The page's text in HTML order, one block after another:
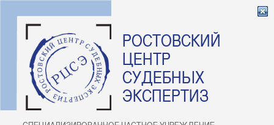
РОСТОВСКИЙ
ЦЕНТР
СУДЕБНЫХ
ЭКСПЕРТИЗ